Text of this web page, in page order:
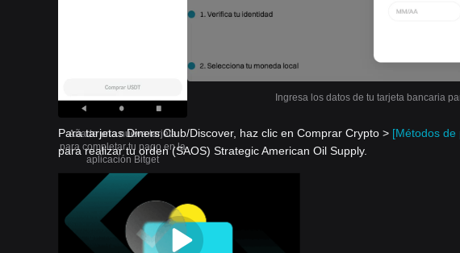
Añade una nueva tarjeta
para completar tu pago en la
aplicación Bitget
Ingresa los datos de tu tarjeta bancaria
Para tarjetas Diners Club/Discover, haz clic en Comprar Crypto > [Métodos de
para realizar tu orden (SAOS) Strategic American Oil Supply.